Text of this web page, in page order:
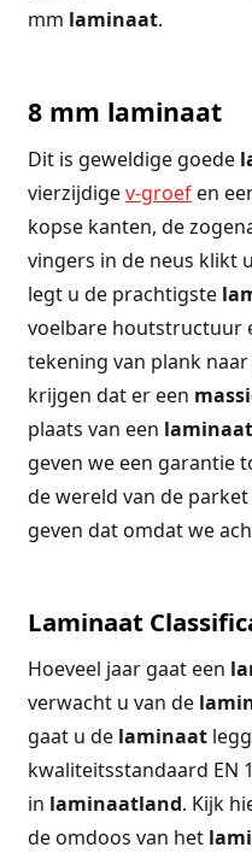
mm laminaat.
8 mm laminaat
Dit is geweldige goede
vierzijdigev-groefen
kopse kanten, de
vingers in de neus klikt
legt u de prachtigste
voelbare houtstructuur
tekening van plank
krijgen dat er een
plaats van een
geven we een garantie
de wereld van de parket
geven dat omdat we
Laminaat
Hoeveel jaar gaat een
verwacht u van de
gaat u de laminaat
kwaliteitsstandaard EN
in laminaatland. Kijk
de omdoos van het